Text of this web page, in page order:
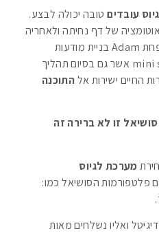
עובדיםטובה יכולה לבצע.
של דף נחיתה ולאחריה
בניית קמפיין. במערכות ממשפחת Adam בניית מודעות
נעשית מתוך התוכנה דרך mini site אשר גם בסיום תהליך
החיים ישירות אלהתוכנה
זו לא ברירה זה
מערכת לגיוס
פלטפורמות הסושיאל כמו:
ואליו נשלחים מאות